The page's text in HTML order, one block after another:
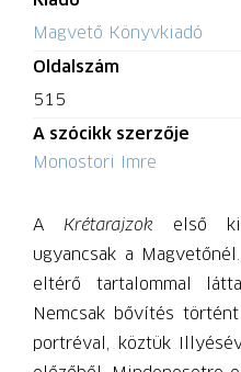
Magvető Könyvkiadó
Oldalszám
515
A szócikk szerzője
Monostori Imre
A Krétarajzok
első
ugyancsak a
eltérő tartalommal
Nemcsak bővítés
portréval, köztük